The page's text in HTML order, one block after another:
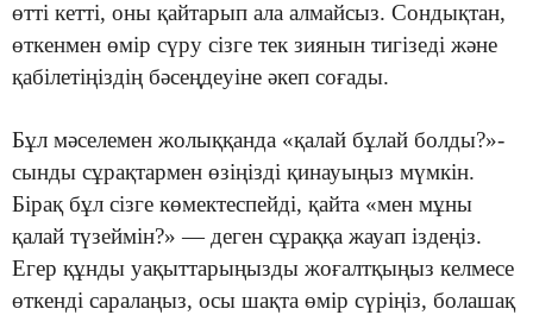
өтті кетті, оны қайтарып ала алмайсыз. Сондықтан,
өткенмен өмір сүру сізге тек зиянын тигізеді және
қабілетіңіздің бәсеңдеуіне әкеп соғады.
Бұл мәселемен жолыққанда «қалай бұлай болды?»-
сынды сұрақтармен өзіңізді қинауыңыз мүмкін.
Бірақ бұл сізге көмектеспейді, қайта «мен мұны
қалай түзеймін?» — деген сұраққа жауап іздеңіз.
Егер құнды уақыттарыңызды жоғалтқыңыз келмесе
өткенді саралаңыз, осы шақта өмір сүріңіз, болашақ